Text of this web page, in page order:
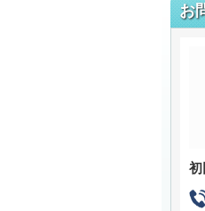
お
初